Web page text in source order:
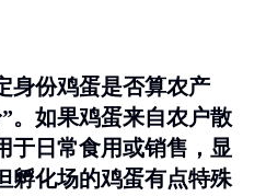
身份鸡蛋是否算农产
。如果鸡蛋来自农户散
于日常食用或销售，显
孵化场的鸡蛋有点特殊